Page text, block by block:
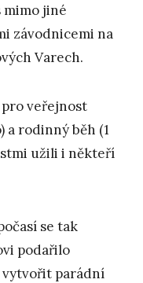
mimo jiné
závodnicemi na
Varech.
veřejnost
a rodinný běh (1
užili i někteří
se tak
podařilo
vytvořit parádní